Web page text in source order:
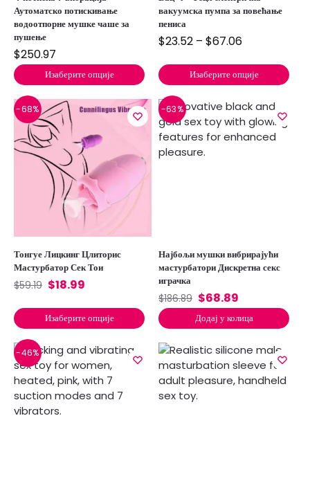
Аутоматско потискивање
водоотпорне мушке чаше за
пушење
$250.97
Изаберите опције
вакуумска пумпа за повећање
пениса
$23.52 – $67.06
Изаберите опције
-68%
Тонгуе Лицкинг Цлиторис
Мастурбатор Сек Тои
$59.19 $18.99
Изаберите опције
-63%
Најбољи мушки вибрирајући
мастурбатори Дискретна секс
играчка
$186.89 $68.89
Додај у колица
-46%